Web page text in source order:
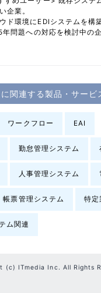
企業。
ド環境にEDIシステムを構
問題への対応を検討中の企
に関連する製品・サービ
ワークフロー EAI
勤怠管理システム
人事管理システム
帳票管理システム 特定
ム関連
(c) ITmedia Inc. All Rights